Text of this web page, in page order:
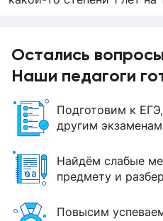
Остались
Наши педагоги
Подготовим к
другим экзаменам
Найдём слабые
предмету и
Повысим